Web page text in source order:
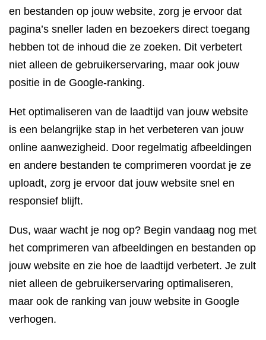
en bestanden op jouw website, zorg je ervoor dat
pagina’s sneller laden en bezoekers direct toegang
hebben tot de inhoud die ze zoeken. Dit verbetert
niet alleen de gebruikerservaring, maar ook jouw
positie in de Google-ranking.
Het optimaliseren van de laadtijd van jouw website
is een belangrijke stap in het verbeteren van jouw
online aanwezigheid. Door regelmatig afbeeldingen
en andere bestanden te comprimeren voordat je ze
uploadt, zorg je ervoor dat jouw website snel en
responsief blijft.
Dus, waar wacht je nog op? Begin vandaag nog met
het comprimeren van afbeeldingen en bestanden op
jouw website en zie hoe de laadtijd verbetert. Je zult
niet alleen de gebruikerservaring optimaliseren,
maar ook de ranking van jouw website in Google
verhogen.